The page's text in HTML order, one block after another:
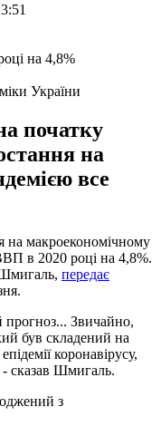
України
початку
на
все
на макроекономічному
в 2020 році на 4,8%.
передає
прогноз... Звичайно,
був складений на
коронавірусу,
сказав Шмигаль.
з